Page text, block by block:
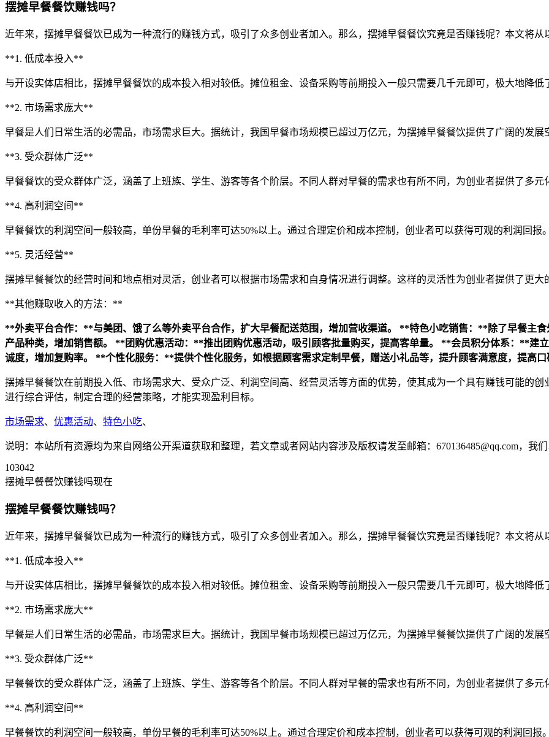
摆摊早餐餐饮赚钱吗？
近年来，摆摊早餐餐饮已成为一种流行的赚钱方式，吸引了众多创业者加入。那么，摆摊早餐餐饮究竟是否赚钱呢？本文将
**1. 低成本投入**
与开设实体店相比，摆摊早餐餐饮的成本投入相对较低。摊位租金、设备采购等前期投入一般只需要几千元即可，极大地降低
**2. 市场需求庞大**
早餐是人们日常生活的必需品，市场需求巨大。据统计，我国早餐市场规模已超过万亿元，为摆摊早餐餐饮提供了广阔的发展
**3. 受众群体广泛**
早餐餐饮的受众群体广泛，涵盖了上班族、学生、游客等各个阶层。不同人群对早餐的需求也有所不同，为创业者提供了多元
**4. 高利润空间**
早餐餐饮的利润空间一般较高，单份早餐的毛利率可达50%以上。通过合理定价和成本控制，创业者可以获得可观的利润回报
**5. 灵活经营**
摆摊早餐餐饮的经营时间和地点相对灵活，创业者可以根据市场需求和自身情况进行调整。这样的灵活性为创业者提供了更大
**其他赚取收入的方法：**
**外卖平台合作：**与美团、饿了么等外卖平台合作，扩大早餐配送范围，增加营收渠道。
**特色小吃销售：**除了早餐主食
产品种类，增加销售额。
**团购优惠活动：**推出团购优惠活动，吸引顾客批量购买，提高客单量。
**会员积分体系：**建
诚度，增加复购率。
**个性化服务：**提供个性化服务，如根据顾客需求定制早餐，赠送小礼品等，提升顾客满意度，提高口
摆摊早餐餐饮在前期投入低、市场需求大、受众广泛、利润空间高、经营灵活等方面的优势，使其成为一个具有赚钱可能的
进行综合评估，制定合理的经营策略，才能实现盈利目标。
市场需求、 优惠活动、 特色小吃、
说明：本站所有资源均为来自网络公开渠道获取和整理，若文章或者网站内容涉及版权请发至邮箱：670136485@qq.com，我
103042
摆摊早餐餐饮赚钱吗现在
摆摊早餐餐饮赚钱吗？
近年来，摆摊早餐餐饮已成为一种流行的赚钱方式，吸引了众多创业者加入。那么，摆摊早餐餐饮究竟是否赚钱呢？本文将
**1. 低成本投入**
与开设实体店相比，摆摊早餐餐饮的成本投入相对较低。摊位租金、设备采购等前期投入一般只需要几千元即可，极大地降低
**2. 市场需求庞大**
早餐是人们日常生活的必需品，市场需求巨大。据统计，我国早餐市场规模已超过万亿元，为摆摊早餐餐饮提供了广阔的发展
**3. 受众群体广泛**
早餐餐饮的受众群体广泛，涵盖了上班族、学生、游客等各个阶层。不同人群对早餐的需求也有所不同，为创业者提供了多元
**4. 高利润空间**
早餐餐饮的利润空间一般较高，单份早餐的毛利率可达50%以上。通过合理定价和成本控制，创业者可以获得可观的利润回报